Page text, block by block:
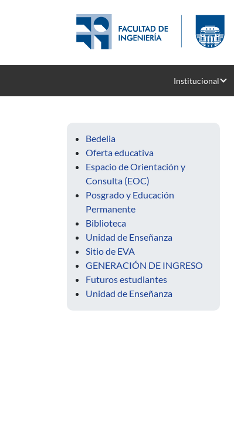
Institucional
Bedelia
Oferta educativa
Espacio de Orientación y
Consulta (EOC)
Posgrado y Educación
Permanente
Biblioteca
Unidad de Enseñanza
Sitio de EVA
GENERACIÓN DE INGRESO
Futuros estudiantes
Unidad de Enseñanza